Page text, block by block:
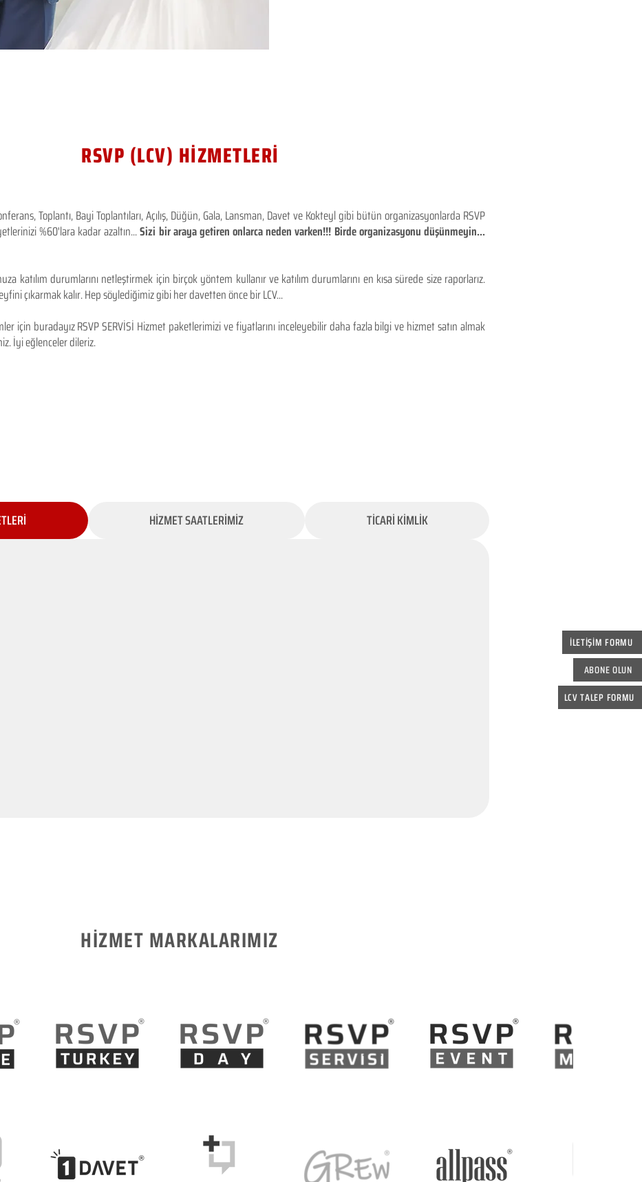
İLETİŞİM FORMU
ABONE OLUN
LCV TALEP FORMU
RSVP (LCV) HİZMETLERİ
Toplantı, Bayi Toplantıları, Açılış, Düğün, Gala, Lansman, Davet ve Kokteyl gibi bütün organizasyonlarda RSVP
%60'lara kadar azaltın...Sizi bir araya getiren onlarca neden varken!!! Birde organizasyonu düşünmeyin...
katılım durumlarını netleştirmek için birçok yöntem kullanır ve katılım durumlarını en kısa sürede size raporlarız.
çıkarmak kalır. Hep söylediğimiz gibi her davetten önce bir LCV...
için buradayız RSVP SERVİSİ Hizmet paketlerimizi ve fiyatlarını inceleyebilir daha fazla bilgi ve hizmet satın almak
İyi eğlenceler dileriz.
HİZMET SAATLERİMİZ TİCARİ KİMLİK
HİZMET MARKALARIMIZ